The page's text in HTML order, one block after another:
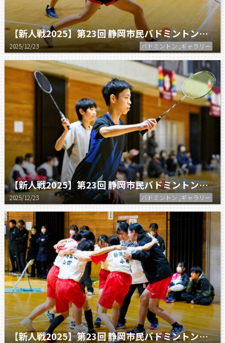
【新人戦2025】第23回 静岡市民バドミントン大会 中学団体の部
2025/12/23 バドミントン ,ギャラリー
【新人戦2025】第23回 静岡市民バドミントン大会：男子
2025/12/23 バドミントン ,ギャラリー
【新人戦2025】第23回 静岡市民バドミントン大会：女子